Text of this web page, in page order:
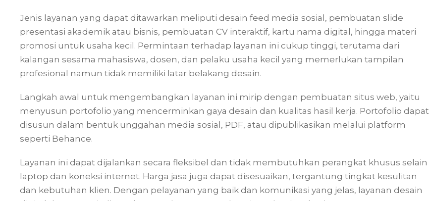
Jenis layanan yang dapat ditawarkan meliputi desain feed media sosial, pembuatan slide
presentasi akademik atau bisnis, pembuatan CV interaktif, kartu nama digital, hingga materi
promosi untuk usaha kecil. Permintaan terhadap layanan ini cukup tinggi, terutama dari
kalangan sesama mahasiswa, dosen, dan pelaku usaha kecil yang memerlukan tampilan
profesional namun tidak memiliki latar belakang desain.
Langkah awal untuk mengembangkan layanan ini mirip dengan pembuatan situs web, yaitu
menyusun portofolio yang mencerminkan gaya desain dan kualitas hasil kerja. Portofolio dapat
disusun dalam bentuk unggahan media sosial, PDF, atau dipublikasikan melalui platform
seperti Behance.
Layanan ini dapat dijalankan secara fleksibel dan tidak membutuhkan perangkat khusus selain
laptop dan koneksi internet. Harga jasa juga dapat disesuaikan, tergantung tingkat kesulitan
dan kebutuhan klien. Dengan pelayanan yang baik dan komunikasi yang jelas, layanan desain